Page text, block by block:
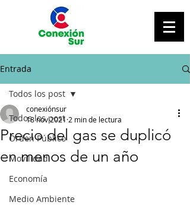
Entrada
Todos los post
Orden Público
Movilidad
Economía
Medio Ambiente
Todos los post
Precio del gas se duplicó
en menos de un año
conexiónsur
18 nov 2021 2 min de lectura